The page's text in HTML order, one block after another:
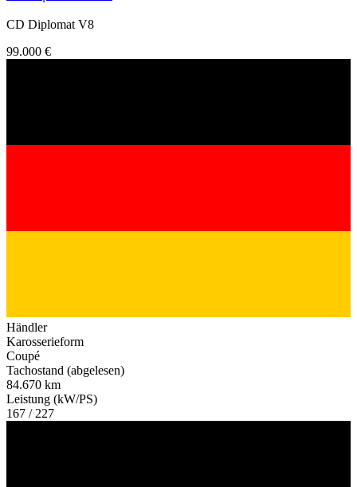
CD Diplomat V8
99.000 €
Händler
Karosserieform
Coupé
Tachostand (abgelesen)
84.670 km
Leistung (kW/PS)
167 / 227